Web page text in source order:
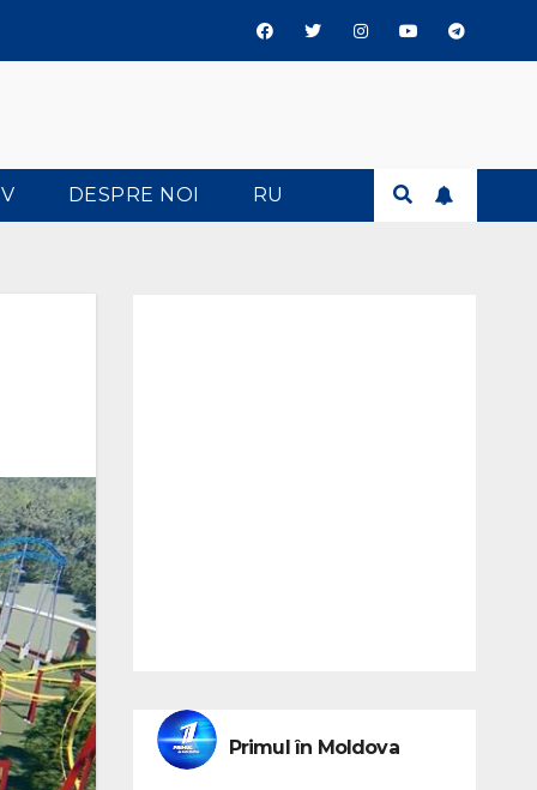
DESPRE NOI RU
Primul în Moldova